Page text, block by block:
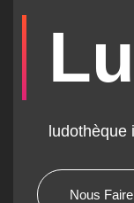
ludothèque
Nous